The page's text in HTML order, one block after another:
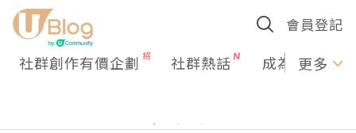
會員登記
社群創作有價企劃 社群熱話 成為U更多